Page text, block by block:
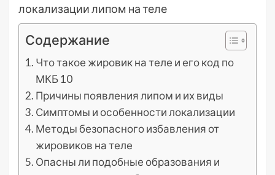
Содержание
Что такое жировик на теле и его код по
МКБ 10
Причины появления липом и их виды
Симптомы и особенности локализации
Методы безопасного избавления от
жировиков на теле
Опасны ли подобные образования и